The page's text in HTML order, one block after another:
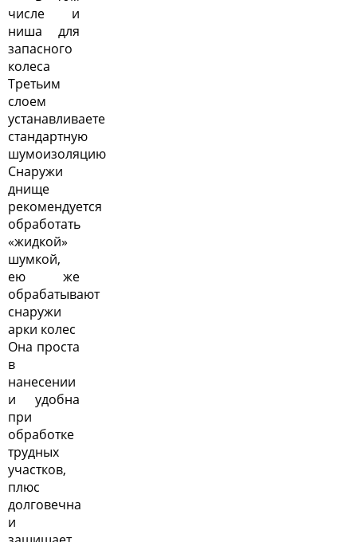
числе и
ниша для
запасного
колеса
Третьим
слоем
устанавливаете
стандартную
шумоизоляцию
Снаружи
днище
рекомендуется
обработать
«жидкой»
шумкой,
ею же
обрабатывают
снаружи
арки колес
Она проста
в
нанесении
и удобна
при
обработке
трудных
участков,
плюс
долговечна
и